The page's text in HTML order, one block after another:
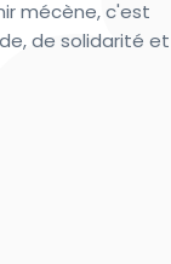
mécène, c'est
de solidarité et